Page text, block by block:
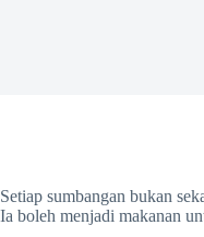
Setiap sumbangan bukan
Ia boleh menjadi makanan